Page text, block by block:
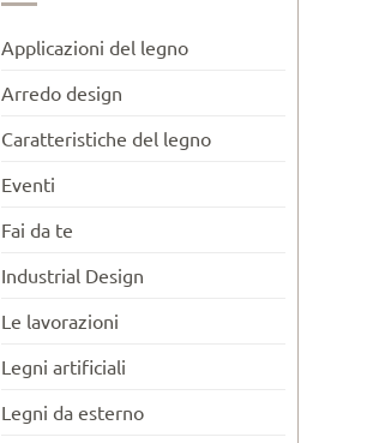
Applicazioni del legno
Arredo design
Caratteristiche del legno
Eventi
Fai da te
Industrial Design
Le lavorazioni
Legni artificiali
Legni da esterno